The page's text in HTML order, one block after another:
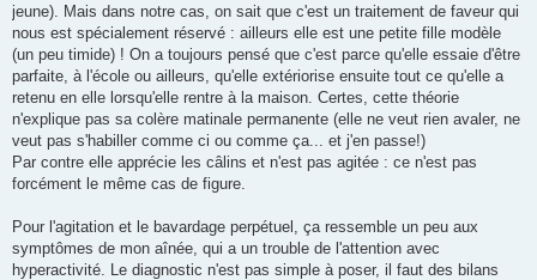
l
u
jeune). Mais dans notre cas, on sait que c'est un traitement de faveur qui
nous est spécialement réservé : ailleurs elle est une petite fille modèle
(un peu timide) ! On a toujours pensé que c'est parce qu'elle essaie d'être
parfaite, à l'école ou ailleurs, qu'elle extériorise ensuite tout ce qu'elle a
retenu en elle lorsqu'elle rentre à la maison. Certes, cette théorie
n'explique pas sa colère matinale permanente (elle ne veut rien avaler, ne
veut pas s'habiller comme ci ou comme ça... et j'en passe!)
Par contre elle apprécie les câlins et n'est pas agitée : ce n'est pas
forcément le même cas de figure.
Pour l'agitation et le bavardage perpétuel, ça ressemble un peu aux
symptômes de mon aînée, qui a un trouble de l'attention avec
hyperactivité. Le diagnostic n'est pas simple à poser, il faut des bilans